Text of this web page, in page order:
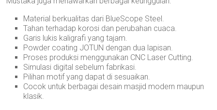
Material berkualitas dari BlueScope Steel.
Tahan terhadap korosi dan perubahan cuaca.
Garis lukis kaligrafi yang tajam.
Powder coating JOTUN dengan dua lapisan.
Proses produksi menggunakan CNC Laser Cutting.
Simulasi digital sebelum fabrikasi.
Pilihan motif yang dapat di sesuaikan.
Cocok untuk berbagai desain masjid modern maupun
klasik.